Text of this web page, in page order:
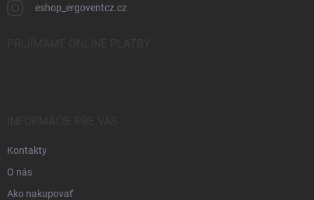
eshop_ergoventcz.cz
Kontakty
O nás
Ako nakupovať